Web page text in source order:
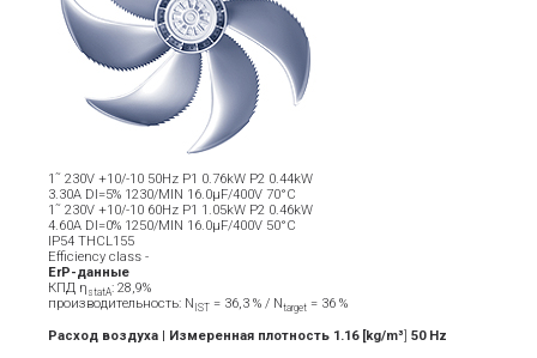
1˜ 230V +10/-10 50Hz P1 0.76kW P2 0.44kW
3.30A DI=5% 1230/MIN 16.0µF/400V 70°C
1˜ 230V +10/-10 60Hz P1 1.05kW P2 0.46kW
4.60A DI=0% 1250/MIN 16.0µF/400V 50°C
IP54 THCL155
Efficiency class -
ErP-данные
КПД η statA: 28,9%
производительность: N IST = 36,3 % / Ntarget = 36 %
Расход воздуха | Измеренная плотность 1.16 [kg/m³ 50 Hz